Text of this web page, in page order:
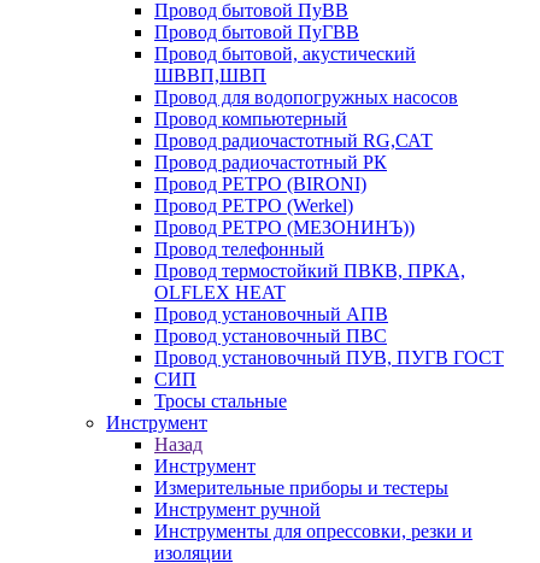
Провод бытовой ПуВВ
Провод бытовой ПуГВВ
Провод бытовой, акустический
ШВВП,ШВП
Провод для водопогружных насосов
Провод компьютерный
Провод радиочастотный RG,САТ
Провод радиочастотный РК
Провод РЕТРО (BIRONI)
Провод РЕТРО (Werkel)
Провод РЕТРО (МЕЗОНИНЪ))
Провод телефонный
Провод термостойкий ПВКВ, ПРКА,
OLFLEX HEAT
Провод установочный АПВ
Провод установочный ПВС
Провод установочный ПУВ, ПУГВ ГОСТ
СИП
Тросы стальные
Инструмент
Назад
Инструмент
Измерительные приборы и тестеры
Инструмент ручной
Инструменты для опрессовки, резки и
изоляции